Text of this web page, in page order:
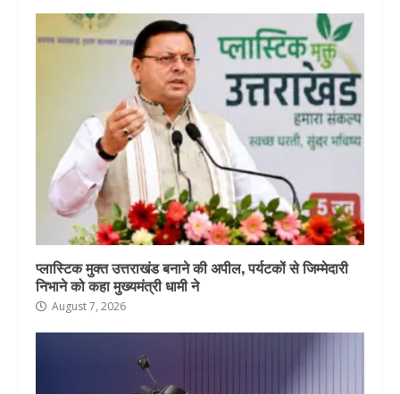
प्लास्टिक मुक्त उत्तराखंड बनाने की अपील, पर्यटकों से जिम्मेदारी
निभाने को कहा मुख्यमंत्री धामी ने
August 7, 2026